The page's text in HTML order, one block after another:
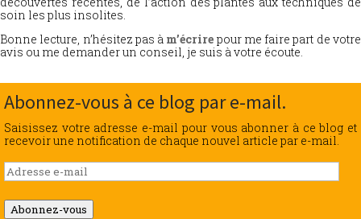
soin les plus insolites.
Bonne lecture, n’hésitez pas à m’écrire pour me faire part de votre
avis ou me demander un conseil, je suis à votre écoute.
Abonnez-vous à ce blog par e-mail.
Saisissez votre adresse e-mail pour vous abonner à ce blog et
recevoir une notification de chaque nouvel article par e-mail.
Adresse
e-
mail
Abonnez-vous